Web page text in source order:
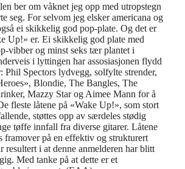
ber om våknet jeg opp med utropstegn
seg. For selvom jeg elsker americana og
ei skikkelig god pop-plate. Og det er
Up!» er. Ei skikkelig god plate med
vibber og minst seks tær plantet i
i lyttingen har assosiasjonen flydd
Phil Spectors lydvegg, solfylte strender,
Blondie, The Bangles, The
Mazzy Star og Aimee Mann for å
fleste låtene på «Wake Up!», som stort
støttes opp av særdeles stødig
tøffe innfall fra diverse gitarer. Låtene
framover på en effektiv og strukturert
resultert i at denne anmelderen har blitt
Med tanke på at dette er et